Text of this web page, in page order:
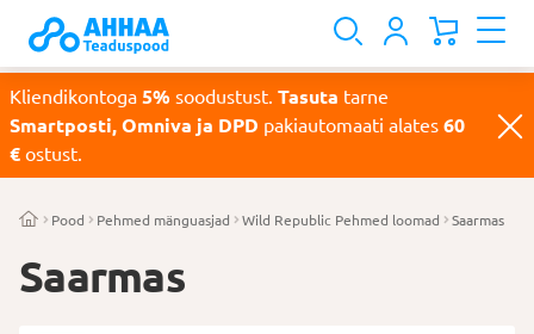
Kliendikontoga 5% soodustust. Tasuta tarne
Smartposti, Omniva ja DPD pakiautomaati alates 60
€ ostust.
Pood Pehmed mänguasjad Wild Republic Pehmed loomad Saarmas
Saarmas